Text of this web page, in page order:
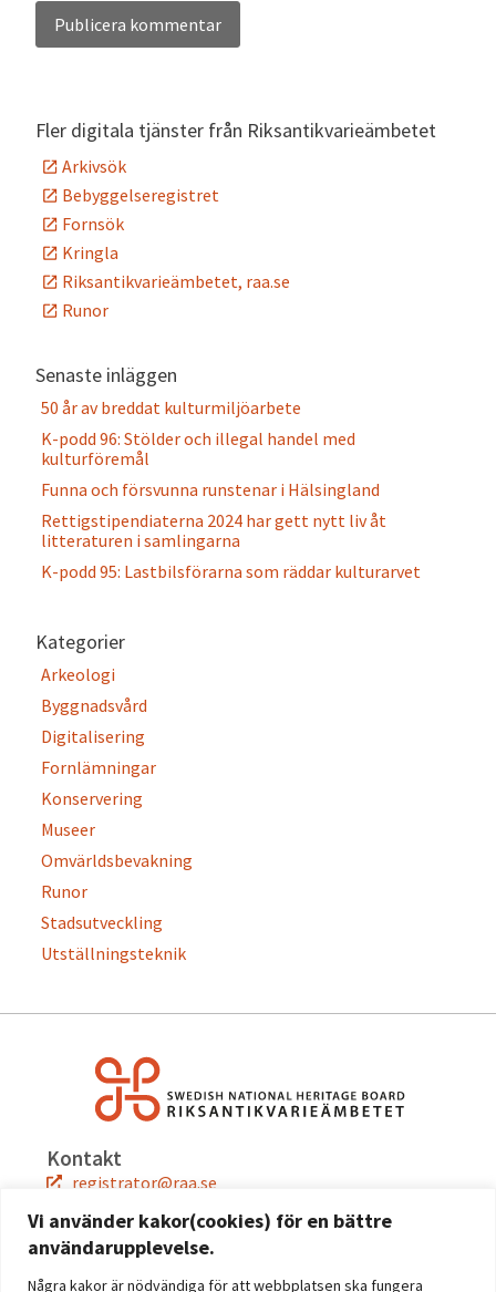
Vi använder kakor(cookies) för en bättre
användarupplevelse.
Några kakor är nödvändiga för att webbplatsen ska fungera
Fler digitala tjänster från Riksantikvarieämbetet
Arkivsök
Bebyggelseregistret
Fornsök
Kringla
Riksantikvarieämbetet, raa.se
Runor
Senaste inläggen
50 år av breddat kulturmiljöarbete
K-podd 96: Stölder och illegal handel med
kulturföremål
Funna och försvunna runstenar i Hälsingland
Rettigstipendiaterna 2024 har gett nytt liv åt
litteraturen i samlingarna
K-podd 95: Lastbilsförarna som räddar kulturarvet
Kategorier
Arkeologi
Byggnadsvård
Digitalisering
Fornlämningar
Konservering
Museer
Omvärldsbevakning
Runor
Stadsutveckling
Utställningsteknik
Kontakt
registrator@raa.se
08-5191 80 00
Snabblänkar
Jobba hos oss